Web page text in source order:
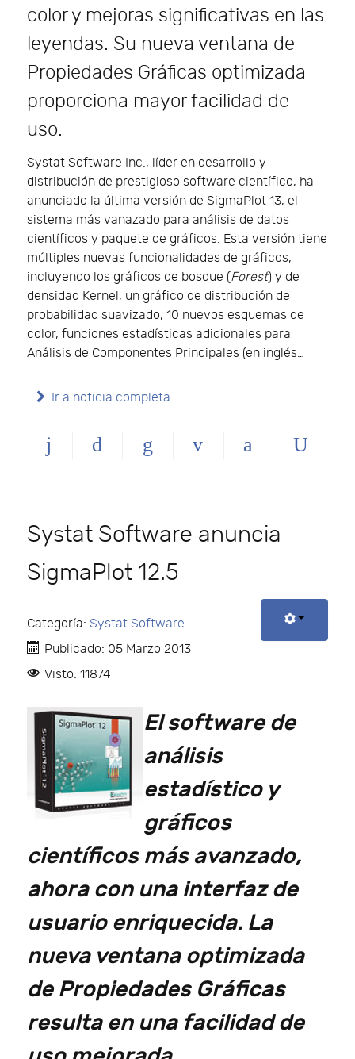
color y mejoras significativas en las
leyendas. Su nueva ventana de
Propiedades Gráficas optimizada
proporciona mayor facilidad de
uso.
Systat Software Inc., líder en desarrollo y
distribución de prestigioso software científico, ha
anunciado la última versión de SigmaPlot 13, el
sistema más vanazado para análisis de datos
científicos y paquete de gráficos. Esta versión tiene
múltiples nuevas funcionalidades de gráficos,
incluyendo los gráficos de bosque (Forest) y de
densidad Kernel, un gráfico de distribución de
probabilidad suavizado, 10 nuevos esquemas de
color, funciones estadísticas adicionales para
Análisis de Componentes Principales (en inglés…
Ir a noticia completa
Systat Software anuncia
SigmaPlot 12.5
Categoría: Systat Software
Publicado: 05 Marzo 2013
Visto: 11874
El software de
análisis
estadístico y
gráficos
científicos más avanzado,
ahora con una interfaz de
usuario enriquecida. La
nueva ventana optimizada
de Propiedades Gráficas
resulta en una facilidad de